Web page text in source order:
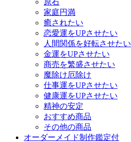
家庭円満
癒されたい
恋愛運をUPさせたい
人間関係を好転させたい
金運をUPさせたい
商売を繁盛させたい
魔除け厄除け
仕事運をUPさせたい
健康運をUPさせたい
精神の安定
おすすめ商品
その他の商品
オーダーメイド制作鑑定付